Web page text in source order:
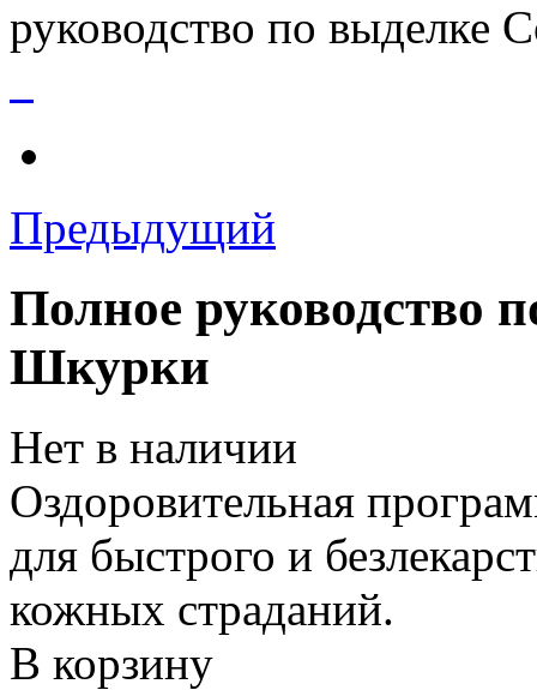
руководство по выделке
Предыдущий
Полное руководство
Шкурки
Нет в наличии
Оздоровительная
для быстрого и
кожных страданий.
В корзину